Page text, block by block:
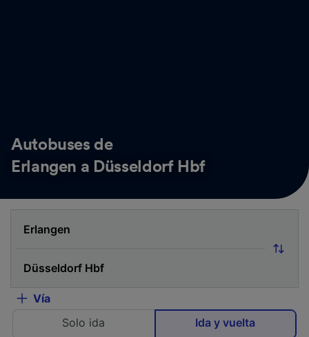
Autobuses de
Erlangen a Düsseldorf Hbf
Vía
Solo ida
Ida y vuelta